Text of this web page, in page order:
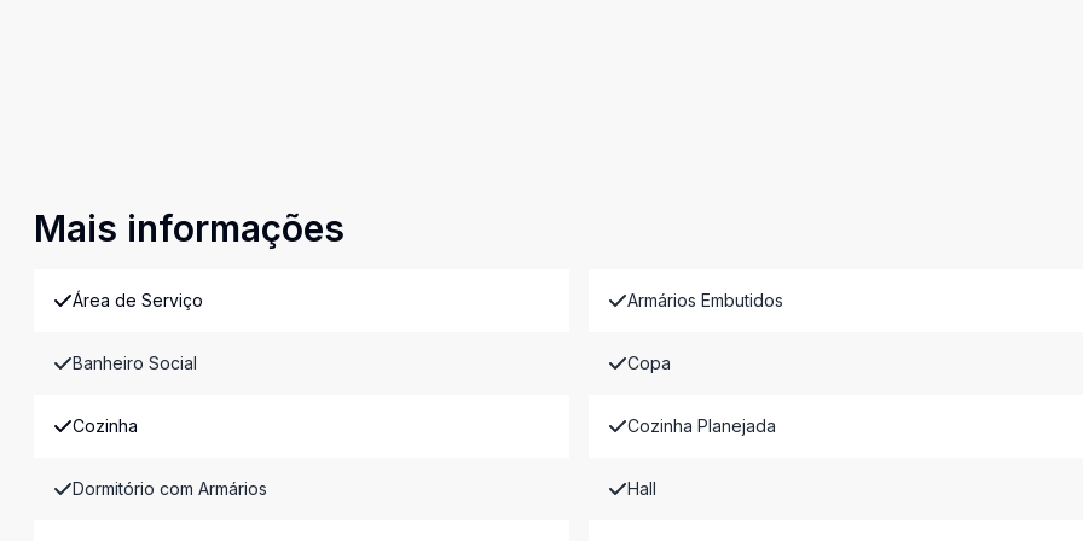
Mais informações
Área de Serviço Armários Embutidos
Banheiro Social Copa
Cozinha Cozinha Planejada
Dormitório com Armários Hall